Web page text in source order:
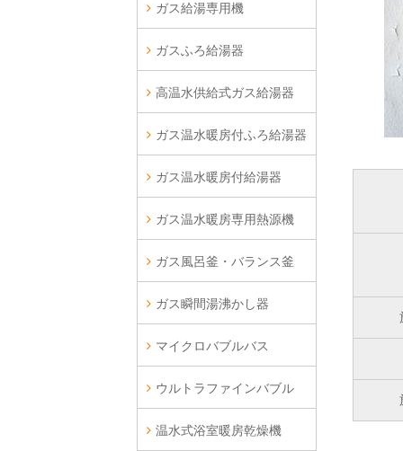
ガス給湯専用機
ガスふろ給湯器
高温水供給式ガス給湯器
ガス温水暖房付ふろ給湯器
ガス温水暖房付給湯器
ガス温水暖房専用熱源機
ガス風呂釜・バランス釜
ガス瞬間湯沸かし器
マイクロバブルバス
ウルトラファインバブル
温水式浴室暖房乾燥機